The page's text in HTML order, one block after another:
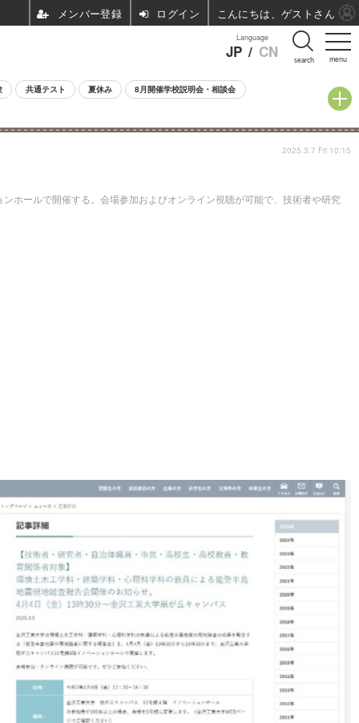
menu
Language
JP / CN search
共通テスト 夏休み 8月開催学校説明会・相談会
ホールで開催する。会場参加およびオンライン視聴が可能で、技術者や研究
2025.3.7 Fri 10:15
ログイン こんにちは、ゲストさん